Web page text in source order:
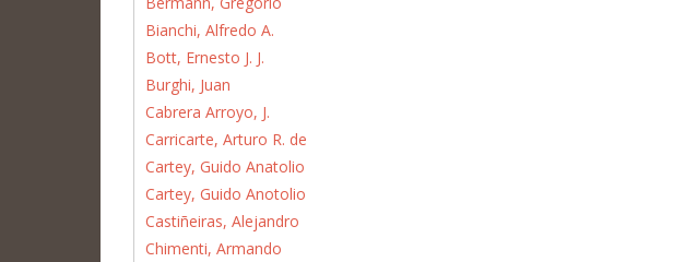
Bianchi, Alfredo A.
Bott, Ernesto J. J.
Burghi, Juan
Cabrera Arroyo, J.
Carricarte, Arturo R. de
Cartey, Guido Anatolio
Cartey, Guido Anotolio
Castiñeiras, Alejandro
Chimenti, Armando